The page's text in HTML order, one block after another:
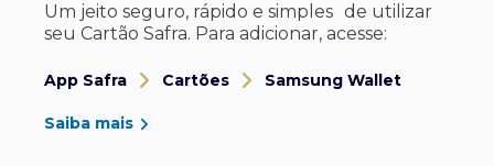
Um jeito seguro, rápido e simples de utilizar
seu Cartão Safra. Para adicionar, acesse:
App Safra Cartões Samsung Wallet
Saiba mais